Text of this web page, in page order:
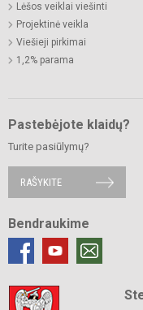
Lėšos veiklai viešinti
Projektinė veikla
Viešieji pirkimai
1,2% parama
Pastebėjote klaidų?
Turite pasiūlymų?
RAŠYKITE
Bendraukime